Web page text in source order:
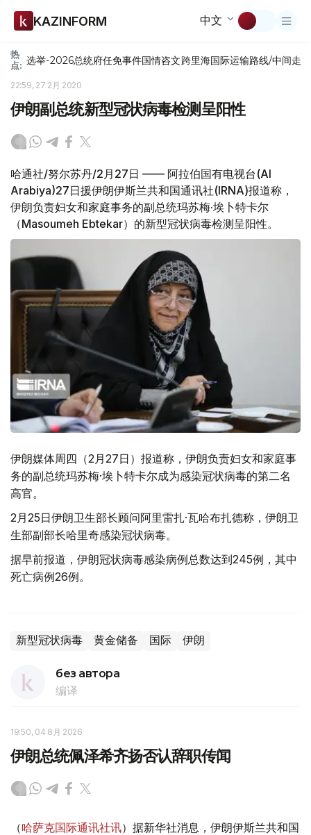
KAZINFORM 中文
热
点: 选举-2026总统府任免事件国情咨文跨里海国际运输路线/中间走廊
22:59, 27 2月 2020
伊朗副总统新型冠状病毒检测呈阳性
哈通社/努尔苏丹/2月27日 —— 阿拉伯国有电视台(Al
Arabiya)27日援伊朗伊斯兰共和国通讯社(IRNA)报道称，
伊朗负责妇女和家庭事务的副总统玛苏梅·埃卜特卡尔
（Masoumeh Ebtekar）的新型冠状病毒检测呈阳性。
伊朗媒体周四（2月27日）报道称，伊朗负责妇女和家庭事
务的副总统玛苏梅·埃卜特卡尔成为感染冠状病毒的第二名
高官。
2月25日伊朗卫生部长顾问阿里雷扎·瓦哈布扎德称，伊朗卫
生部副部长哈里奇感染冠状病毒。
据早前报道，伊朗冠状病毒感染病例总数达到245例，其中
死亡病例26例。
新型冠状病毒 黄金储备 国际 伊朗
без автора
编译
19:50, 04 8月 2026
伊朗总统佩泽希齐扬否认辞职传闻
（哈萨克国际通讯社讯）据新华社消息，伊朗伊斯兰共和国